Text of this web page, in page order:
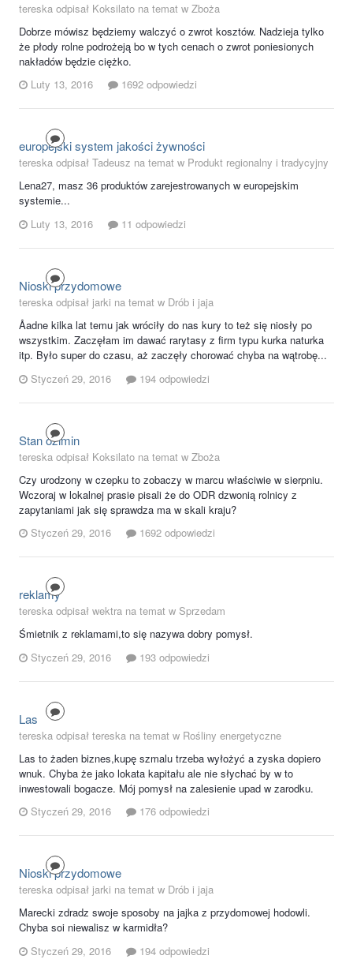
tereska odpisał Koksilato na temat w Zboża
Dobrze mówisz będziemy walczyć o zwrot kosztów. Nadzieja tylko
że płody rolne podrożeją bo w tych cenach o zwrot poniesionych
nakładów będzie ciężko.
Luty 13, 2016
1692 odpowiedzi
europejski system jakości żywności
tereska odpisał Tadeusz na temat w Produkt regionalny i tradycyjny
Lena27, masz 36 produktów zarejestrowanych w europejskim
systemie...
Luty 13, 2016
11 odpowiedzi
Nioski przydomowe
tereska odpisał jarki na temat w Drób i jaja
Åadne kilka lat temu jak wróciły do nas kury to też się niosły po
wszystkim. Zaczęłam im dawać rarytasy z firm typu kurka naturka
itp. Było super do czasu, aż zaczęły chorować chyba na wątrobę...
Styczeń 29, 2016
194 odpowiedzi
Stan ozimin
tereska odpisał Koksilato na temat w Zboża
Czy urodzony w czepku to zobaczy w marcu właściwie w sierpniu.
Wczoraj w lokalnej prasie pisali że do ODR dzwonią rolnicy z
zapytaniami jak się sprawdza ma w skali kraju?
Styczeń 29, 2016
1692 odpowiedzi
reklamy
tereska odpisał wektra na temat w Sprzedam
Śmietnik z reklamami,to się nazywa dobry pomysł.
Styczeń 29, 2016
193 odpowiedzi
Las
tereska odpisał tereska na temat w Rośliny energetyczne
Las to żaden biznes,kupę szmalu trzeba wyłożyć a zyska dopiero
wnuk. Chyba że jako lokata kapitału ale nie słychać by w to
inwestowali bogacze. Mój pomysł na zalesienie upad w zarodku.
Styczeń 29, 2016
176 odpowiedzi
Nioski przydomowe
tereska odpisał jarki na temat w Drób i jaja
Marecki zdradz swoje sposoby na jajka z przydomowej hodowli.
Chyba soi niewalisz w karmidła?
Styczeń 29, 2016
194 odpowiedzi